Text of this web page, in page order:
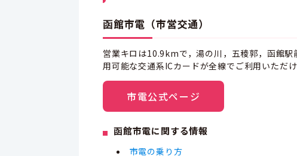
函館市電（市営交通）
営業キロは10.9kmで，湯の川，五稜郭，函館
用可能な交通系ICカードが全線でご利用いただけ
市電公式ページ
函館市電に関する情報
市電の乗り方